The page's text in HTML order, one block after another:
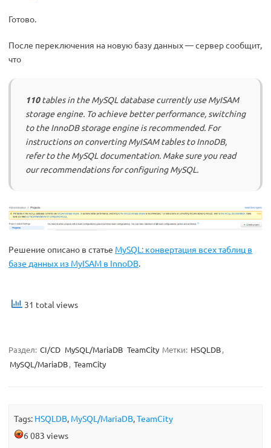
Готово.
После переключения на новую базу данных — сервер сообщит,
что
110tables in the MySQL database currently use MyISAM
storage engine. To achieve better performance, switching
to the InnoDB storage engine is recommended. For
instructions on converting MyISAM tables to InnoDB,
refer to the MySQL documentation. Make sure you read
our recommendations for configuring MySQL.
Решение описано в статье MySQL: конвертация всех таблиц в
базе данных из MyISAM в InnoDB
31 total views
Раздел: CI/CD MySQL/MariaDB TeamCity Метки: HSQLDB,
MySQL/MariaDB, TeamCity
Tags: HSQLDB, MySQL/MariaDB,TeamCity
6 083 views